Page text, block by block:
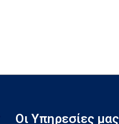
Οι Υπηρεσίες μας